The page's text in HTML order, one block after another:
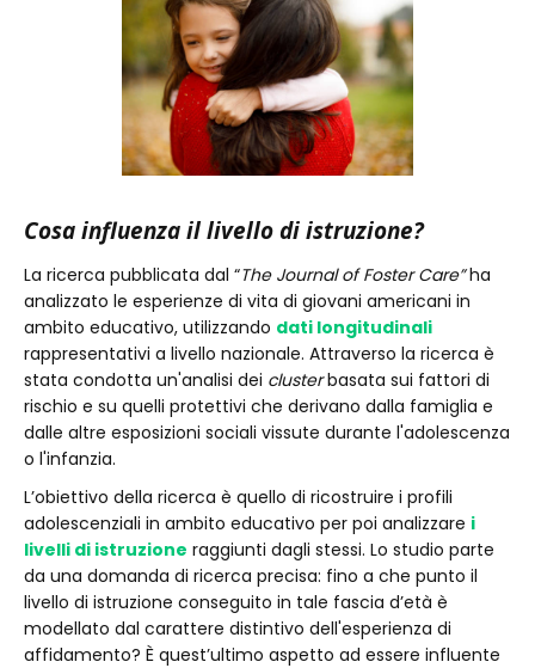
Cosa influenza il livello di istruzione?
La ricerca pubblicata dal “The Journal of Foster Care”ha
analizzato le esperienze di vita di giovani americani in
ambito educativo, utilizzando dati longitudinali
rappresentativi a livello nazionale. Attraverso la ricerca è
stata condotta un'analisi dei clusterbasata sui fattori di
rischio e su quelli protettivi che derivano dalla famiglia e
dalle altre esposizioni sociali vissute durante l'adolescenza
o l'infanzia.
L’obiettivo della ricerca è quello di ricostruire i profili
adolescenziali in ambito educativo per poi analizzare i
livelli di istruzione raggiunti dagli stessi. Lo studio parte
da una domanda di ricerca precisa: fino a che punto il
livello di istruzione conseguito in tale fascia d’età è
modellato dal carattere distintivo dell'esperienza di
affidamento? È quest’ultimo aspetto ad essere influente